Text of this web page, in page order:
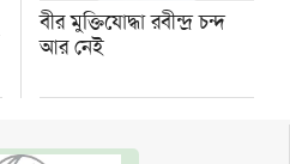
বীর মুক্তিযোদ্ধা রবীন্দ্র চন্দ
আর নেই